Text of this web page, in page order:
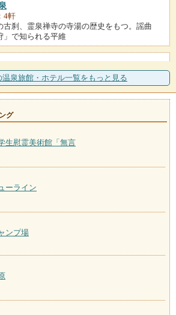
4軒
古刹、霊泉禅寺の寺湯の歴史をもつ。謡曲
」で知られる平維
2軒
が並ぶ、レトロな雰囲気の温泉。子宝の湯で
沢の有乳湯は、
軒
温泉旅館・ホテル一覧をもっと見る
グ
生慰霊美術館「無言
ーライン
ンプ場